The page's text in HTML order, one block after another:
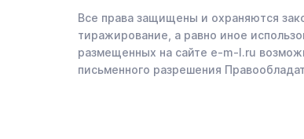
Все права защищены и охраняются
тиражирование, а равно иное
размещенных на сайте e-m-l.ru
письменного разрешения